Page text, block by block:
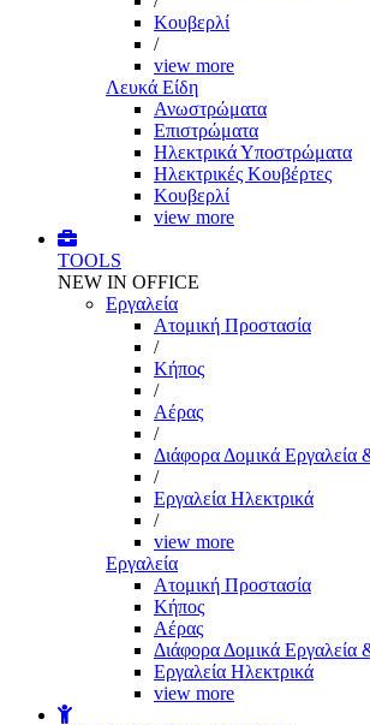
Κουβερλί
/
view more
Λευκά Είδη
Ανωστρώματα
Επιστρώματα
Ηλεκτρικά Υποστρώματα
Ηλεκτρικές Κουβέρτες
Κουβερλί
view more
TOOLS
NEW IN OFFICE
Εργαλεία
Aτομική Προστασία
/
Kήπος
/
Αέρας
/
Διάφορα Δομικά
/
Εργαλεία Ηλεκτρικά
/
view more
Εργαλεία
Aτομική Προστασία
Kήπος
Αέρας
Διάφορα Δομικά
Εργαλεία Ηλεκτρικά
view more